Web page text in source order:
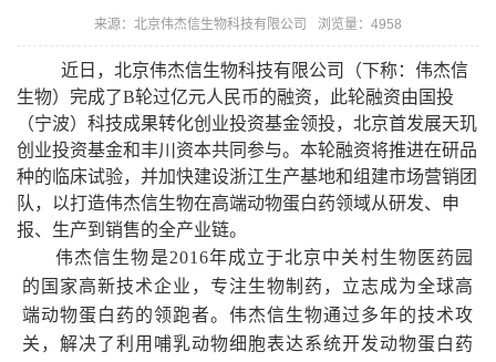
来源：北京伟杰信生物科技有限公司 浏览量： 4958
近日，北京伟杰信生物科技有限公司（下称： 伟杰信
生物）完成了B轮过亿元人民币的融资，此轮融资由国投
（宁波）科技成果转化创业投资基金领投，北京首发展天玑
创业投资基金和丰川资本共同参与。 本轮融资将推进在研品
种的临床试验，并加快建设浙江生产基地和组建市场营销团
队，以打造伟杰信生物在高端动物蛋白药领域从研发、申
报、生产到销售的全产业链。
伟杰信生物是2016年成立于北京中关村生物医药园
的国家高新技术企业，专注生物制药，立志成为全球高
端动物蛋白药的领跑者。伟杰信生物通过多年的技术攻
关，解决了利用哺乳动物细胞表达系统开发动物蛋白药